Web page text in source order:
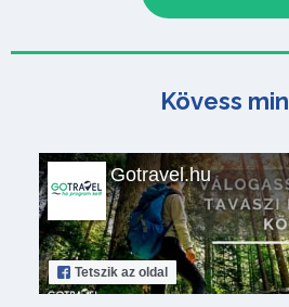
Kövess
Gotravel.hu
Tetszik az oldal